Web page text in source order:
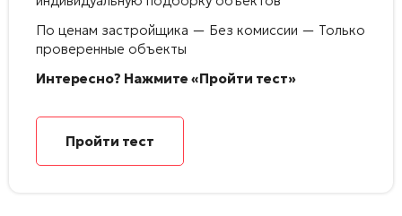
По ценам застройщика — Без комиссии — Только
проверенные объекты
Интересно? Нажмите «Пройти тест»
Пройти тест